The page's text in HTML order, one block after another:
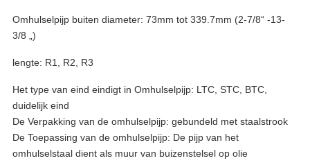
Omhulselpijp buiten diameter: 73mm tot 339.7mm (2-7/8“ -13-
3/8 „)
lengte: R1, R2, R3
Het type van eind eindigt in Omhulselpijp: LTC, STC, BTC,
duidelijk eind
De Verpakking van de omhulselpijp: gebundeld met staalstrook
De Toepassing van de omhulselpijp: De pijp van het
omhulselstaal dient als muur van buizenstelsel op olie